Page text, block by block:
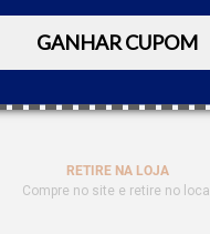
GANHAR CUPOM
RETIRE NA LOJA
Compre no site e retire no local